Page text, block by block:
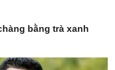
bằng trà xanh